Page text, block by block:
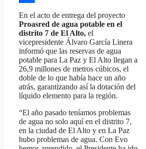
Compartir
En el acto de entrega del proyecto
Proasred de agua potable en el
distrito 7 de El Alto, el
vicepresidente Álvaro García Linera
informó que las reservas de agua
potable para La Paz y El Alto llegan a
26,9 millones de metros cúbicos, el
doble de lo que había hace un año
atrás, garantizando así la dotación del
líquido elemento para la región.
“El año pasado teníamos problemas
de agua no solo aquí en el distrito 7,
en la ciudad de El Alto y en La Paz
hubo problemas de agua. Con Evo